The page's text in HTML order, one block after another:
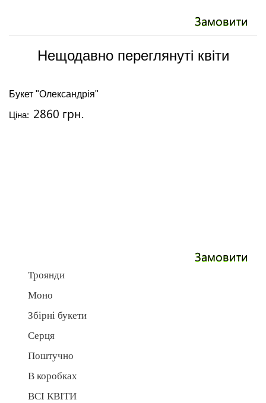
Замовити
Нещодавно переглянуті квіти
Букет "Олександрія"
Ціна: 2860 грн.
Замовити
Троянди
Моно
Збірні букети
Серця
Поштучно
В коробках
ВСІ КВІТИ